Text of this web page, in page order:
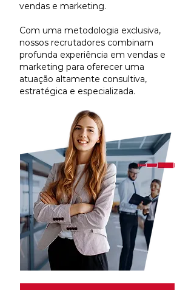
vendas e marketing.
Com uma metodologia exclusiva,
nossos recrutadores combinam
profunda experiência em vendas e
marketing para oferecer uma
atuação altamente consultiva,
estratégica e especializada.